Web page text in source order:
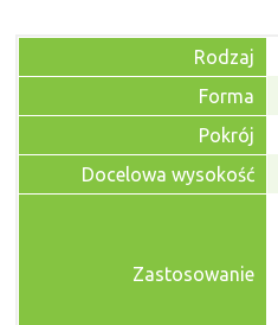
Rodzaj
Forma
Pokrój
Docelowa wysokość
Zastosowanie